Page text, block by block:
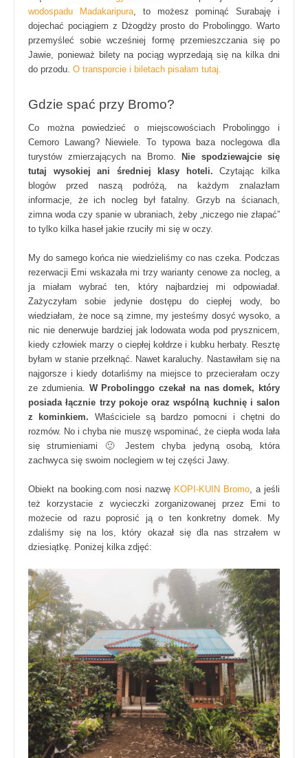
wodospadu Madakaripura, to możesz pominąć Surabaję i
dojechać pociągiem z Dżogdży prosto do Probolinggo. Warto
przemyśleć sobie wcześniej formę przemieszczania się po
Jawie, ponieważ bilety na pociąg wyprzedają się na kilka dni
do przodu. O transporcie i biletach pisałam tutaj.
Gdzie spać przy Bromo?
Co można powiedzieć o miejscowościach Probolinggo i
Cemoro Lawang? Niewiele. To typowa baza noclegowa dla
turystów zmierzających na Bromo.
Nie spodziewajcie się
tutaj wysokiej ani średniej klasy hoteli. Czytając kilka
blogów przed naszą podróżą, na każdym znalazłam
informacje, że ich nocleg był fatalny. Grzyb na ścianach,
zimna woda czy spanie w ubraniach, żeby „niczego nie złapać”
to tylko kilka haseł jakie rzuciły mi się w oczy.
My do samego końca nie wiedzieliśmy co nas czeka. Podczas
rezerwacji Emi wskazała mi trzy warianty cenowe za nocleg, a
ja miałam wybrać ten, który najbardziej mi odpowiadał.
Zażyczyłam sobie jedynie dostępu do ciepłej wody, bo
wiedziałam, że noce są zimne, my jesteśmy dosyć wysoko, a
nic nie denerwuje bardziej jak lodowata woda pod prysznicem,
kiedy człowiek marzy o ciepłej kołdrze i kubku herbaty. Resztę
byłam w stanie przełknąć. Nawet karaluchy. Nastawiłam się na
najgorsze i kiedy dotarliśmy na miejsce to przecierałam oczy
ze zdumienia. W Probolinggo czekał na nas domek, który
posiada łącznie trzy pokoje oraz wspólną kuchnię i salon
z kominkiem. Właściciele są bardzo pomocni i chętni do
rozmów. No i chyba nie muszę wspominać, że ciepła woda lała
się strumieniami 🙂 Jestem chyba jedyną osobą, która
zachwyca się swoim noclegiem w tej części Jawy.
Obiekt na booking.com nosi nazwę KOPI-KUIN Bromo, a jeśli
też korzystacie z wycieczki zorganizowanej przez Emi to
możecie od razu poprosić ją o ten konkretny domek. My
zdaliśmy się na los, który okazał się dla nas strzałem w
dziesiątkę. Poniżej kilka zdjęć: